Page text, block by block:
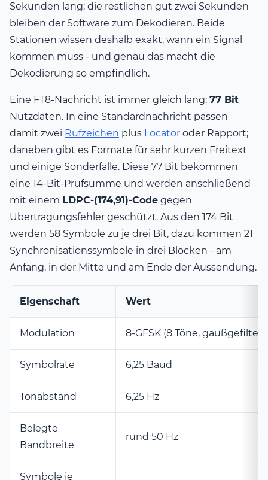
Sekunden lang; die restlichen gut zwei Sekunden
bleiben der Software zum Dekodieren. Beide
Stationen wissen deshalb exakt, wann ein Signal
kommen muss - und genau das macht die
Dekodierung so empfindlich.
Eine FT8-Nachricht ist immer gleich lang: 77 Bit
Nutzdaten. In eine Standardnachricht passen
damit zwei Rufzeichen plus Locator oder Rapport;
daneben gibt es Formate für sehr kurzen Freitext
und einige Sonderfälle. Diese 77 Bit bekommen
eine 14-Bit-Prüfsumme und werden anschließend
mit einem LDPC-(174,91)-Code gegen
Übertragungsfehler geschützt. Aus den 174 Bit
werden 58 Symbole zu je drei Bit, dazu kommen 21
Synchronisationssymbole in drei Blöcken - am
Anfang, in der Mitte und am Ende der Aussendung.
Eigenschaft Wert
Modulation 8-GFSK (8 Töne,
Symbolrate 6,25 Baud
Tonabstand 6,25 Hz
Belegte
Bandbreite
rund 50 Hz
Symbole je